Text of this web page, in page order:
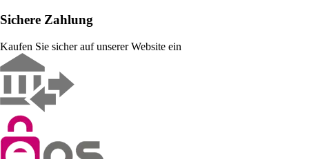
Sichere Zahlung
Kaufen Sie sicher auf unserer Website ein